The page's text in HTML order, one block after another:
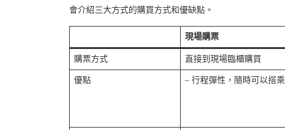
會介紹三大方式的購買方式和優缺點。
現場購票
購票方式 直接到現場臨櫃購買
優點 – 行程彈性，隨時可以搭乘